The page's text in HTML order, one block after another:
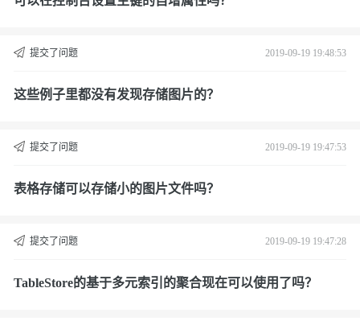
提交了问题 2019-09-19 19:48:53
这些例子里都没有发现存储图片的？
提交了问题 2019-09-19 19:47:53
表格存储可以存储小的图片文件吗？
提交了问题 2019-09-19 19:47:28
TableStore的基于多元索引的聚合现在可以使用了吗？